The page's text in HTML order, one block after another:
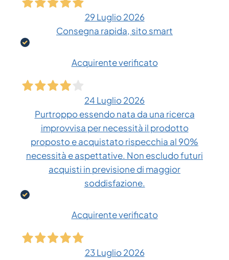
29 Luglio 2026
Consegna rapida, sito smart
Acquirente verificato
24 Luglio 2026
Purtroppo essendo nata da una ricerca
improvvisa per necessità il prodotto
proposto e acquistato rispecchia al 90%
necessità e aspettative. Non escludo futuri
acquisti in previsione di maggior
soddisfazione.
Acquirente verificato
23 Luglio 2026